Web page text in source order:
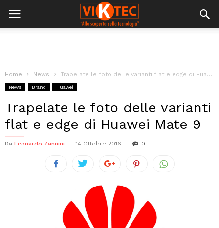
Home News Trapelate le foto delle varianti flat e edge di Huawei Mate 9
News Brand Huawei
Trapelate le foto delle varianti
flat e edge di Huawei Mate 9
Da Leonardo Zannini 14 Ottobre 2016 0